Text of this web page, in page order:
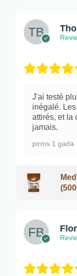
J'ai testé
inégalé.
attirés, et la
jamais.
pirms 1 gada